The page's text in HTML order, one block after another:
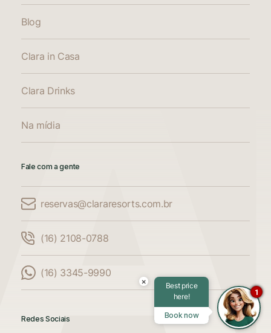
Blog
Clara in Casa
Clara Drinks
Na mídia
Fale com a gente
reservas@clararesorts.com.br
(16) 2108-0788
(16) 3345-9990
Redes Sociais
Compare até 3 acomodações
Adicione mais uma acomodação para
Adicione mais uma acomodação para
Adicione mais uma acomodação para
×
Best price
here!
Book now
1